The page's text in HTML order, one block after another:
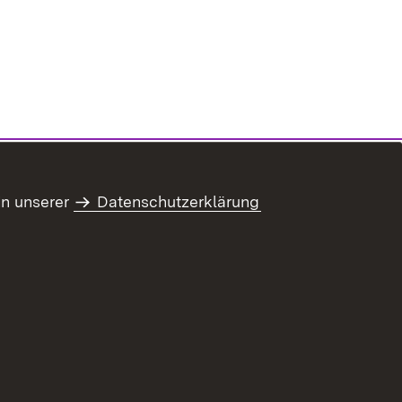
unserer Datenschutzerklärung